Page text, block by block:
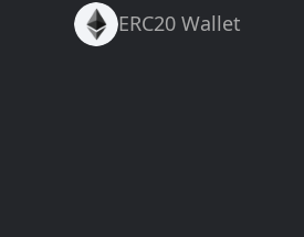
ERC20 Wallet